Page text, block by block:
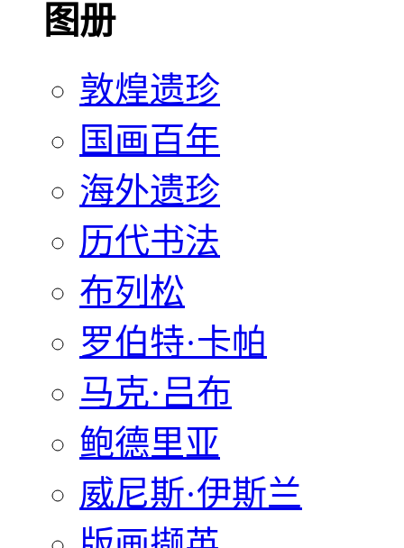
图册
敦煌遗珍
国画百年
海外遗珍
历代书法
布列松
罗伯特·卡帕
马克·吕布
鲍德里亚
威尼斯·伊斯兰